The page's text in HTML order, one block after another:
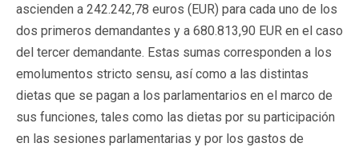
ascienden a 242.242,78 euros (EUR) para cada uno de los
dos primeros demandantes y a 680.813,90 EUR en el caso
del tercer demandante. Estas sumas corresponden a los
emolumentos stricto sensu, así como a las distintas
dietas que se pagan a los parlamentarios en el marco de
sus funciones, tales como las dietas por su participación
en las sesiones parlamentarias y por los gastos de